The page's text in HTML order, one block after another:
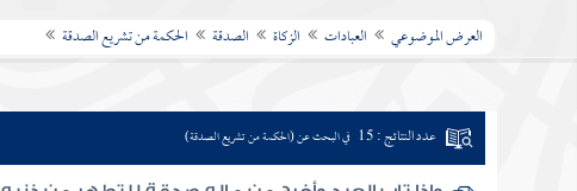
العرض الموضوعي العبادات الزكاة الصدقة الحكمة من تشريع الصدقة
عدد النتائج : 15 في البحث عن (الحكمة من تشريع الصدقة)